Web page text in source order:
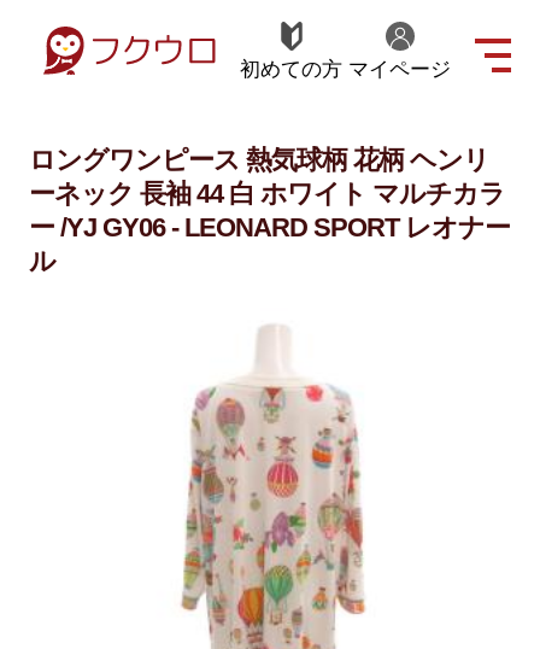
初めての方 マイページ
ロングワンピース 熱気球柄 花柄 ヘンリ
ーネック 長袖 44 白 ホワイト マルチカラ
ー /YJ GY06 - LEONARD SPORT レオナー
ル